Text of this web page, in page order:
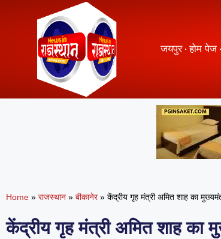
जयपुर होम पेज
Home » राजस्थान » बीकानेर » केंद्रीय गृह मंत्री अमित शाह का
केंद्रीय गृह मंत्री अमित शाह का